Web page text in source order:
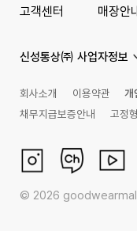
고객센터 매장안
신성통상㈜ 사업자정보
회사소개 이용약관
개
채무지급보증안내
고정
© 2026